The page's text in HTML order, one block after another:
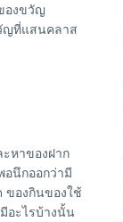
องขวัญ
ญที่แสนคลาส
หาของฝาก
อนึกออกว่ามี
ของกินของใช้
อะไรบ้างนั้น